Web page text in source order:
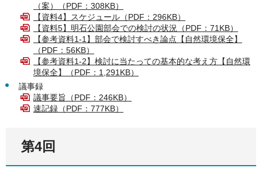
（案）（PDF：308KB）
【資料4】スケジュール（PDF：296KB）
【資料5】明石公園部会での検討の状況（PDF：71KB）
【参考資料1-1】部会で検討すべき論点【自然環境保全】
（PDF：56KB）
【参考資料1-2】検討に当たっての基本的な考え方【自然環
境保全】（PDF：1,291KB）
議事録
議事要旨（PDF：246KB）
速記録（PDF：777KB）
第4回